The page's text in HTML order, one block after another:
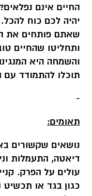
החיים אינם
יהיה לכם כוח
שאתם פותחים את
ותחליטו שהחיים
והשמחה היא
תוכלו להתמודד עם
-
תאומים:
נושאים שקשורים
דיאטה, התעמלות
עולים על הפרק.
כגון בגד או